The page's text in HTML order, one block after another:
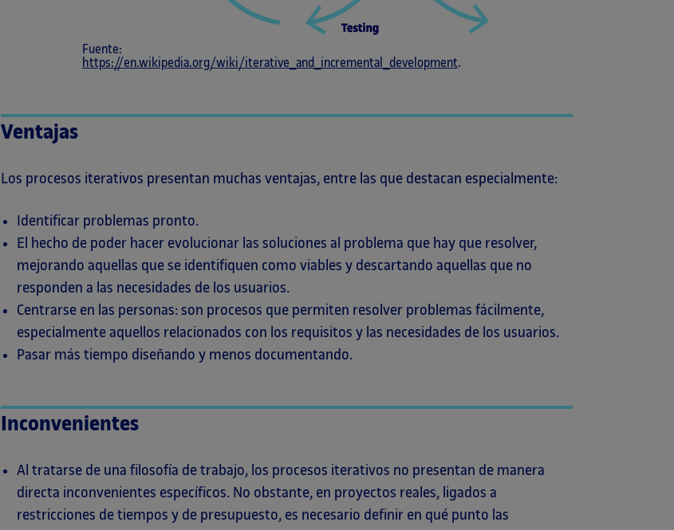
Fuente:
https://en.wikipedia.org/wiki/iterative_and_incremental_development.
Ventajas
Los procesos iterativos presentan muchas ventajas, entre las que destacan especialmente:
Identificar problemas pronto.
El hecho de poder hacer evolucionar las soluciones al problema que hay que resolver,
mejorando aquellas que se identifiquen como viables y descartando aquellas que no
responden a las necesidades de los usuarios.
Centrarse en las personas: son procesos que permiten resolver problemas fácilmente,
especialmente aquellos relacionados con los requisitos y las necesidades de los usuarios.
Pasar más tiempo diseñando y menos documentando.
Inconvenientes
Al tratarse de una filosofía de trabajo, los procesos iterativos no presentan de manera
directa inconvenientes específicos. No obstante, en proyectos reales, ligados a
restricciones de tiempos y de presupuesto, es necesario definir en qué punto las